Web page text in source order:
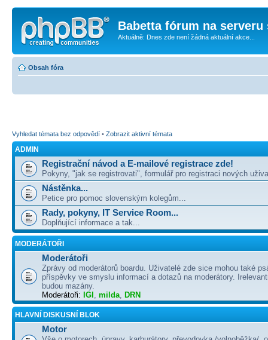
Babetta fórum na serveru
Aktuálně: Dnes zde není žádná aktuální akce...
Obsah fóra
Vyhledat témata bez odpovědí • Zobrazit aktivní témata
ADMIN
Registrační návod a E-mailové registrace zde!
Pokyny, "jak se registrovati", formulář pro registraci nových
Nástěnka...
Petice pro pomoc slovenským kolegům...
Rady, pokyny, IT Service Room...
Doplňující informace a tak...
MODERÁTOŘI
Moderátoři
Zprávy od moderátorů boardu. Uživatelé zde sice mohou také
příspěvky ve smyslu informací a dotazů na moderátory.
budou mazány.
Moderátoři: IGI , milda, DRN
HLAVNÍ DISKUSNÍ BLOK
Motor